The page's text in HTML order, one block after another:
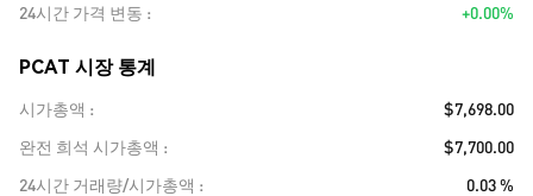
24시간 가격 변동
+0.00%
PCAT 시장 통계
시가총액
$7,698.00
완전 희석 시가총액
$7,700.00
24시간 거래량/시가총액
0.03 %